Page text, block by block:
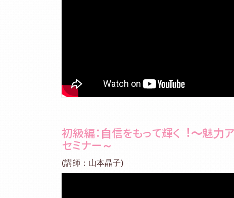
初級編：⾃信をもって輝く︕～魅⼒
セミナー～
(講師：山本晶子)